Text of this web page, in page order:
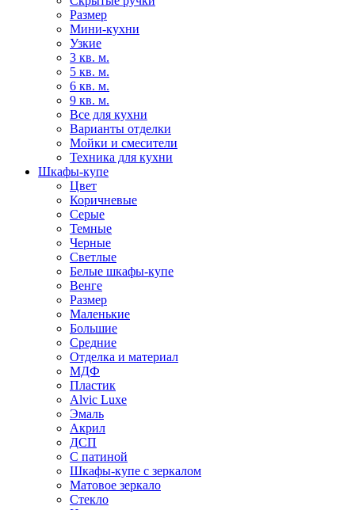
Размер
Мини-кухни
Узкие
3 кв. м.
5 кв. м.
6 кв. м.
9 кв. м.
Все для кухни
Варианты отделки
Мойки и смесители
Техника для кухни
Шкафы-купе
Цвет
Коричневые
Серые
Темные
Черные
Светлые
Белые шкафы-купе
Венге
Размер
Маленькие
Большие
Средние
Отделка и материал
МДФ
Пластик
Alvic Luxe
Эмаль
Акрил
ДСП
С патиной
Шкафы-купе с зеркалом
Матовое зеркало
Стекло